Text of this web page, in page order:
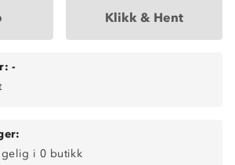
Klikk & Hent
-
i 0 butikk